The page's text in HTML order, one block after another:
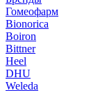
Гомеофарм
Bionorica
Boiron
Bittner
Heel
DHU
Weleda